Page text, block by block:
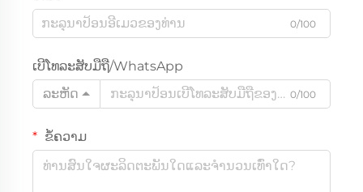
0/100
ເບີໂທລະສັບມືຖື/WhatsApp
ລະຫັດ
0/100
ຂໍ້ຄວາມ